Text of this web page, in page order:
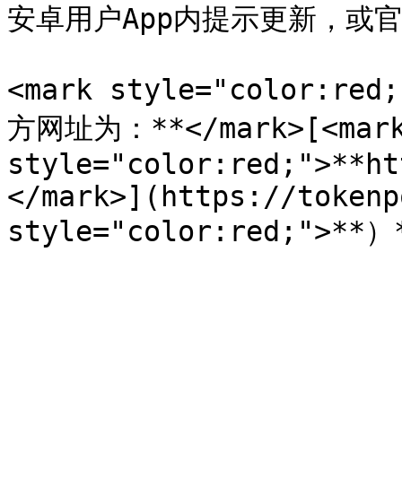
安卓用户App内提示更新，或
<mark
方网址为：**</
</mark>](https://